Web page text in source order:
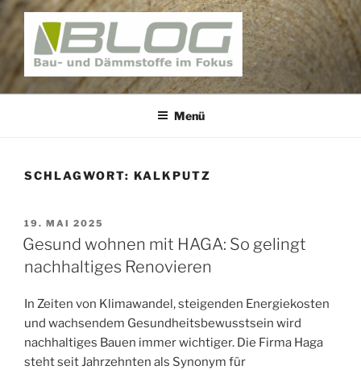
Zum
Inhalt
springen
BAUNATIV – BLOG
Bau und Dämmstoffe im Fokus
Menü
SCHLAGWORT: KALKPUTZ
VERÖFFENTLICHT
AM
19. MAI 2025
Gesund wohnen mit HAGA: So gelingt
nachhaltiges Renovieren
In Zeiten von Klimawandel, steigenden Energiekosten
und wachsendem Gesundheitsbewusstsein wird
nachhaltiges Bauen immer wichtiger. Die Firma Haga
steht seit Jahrzehnten als Synonym für